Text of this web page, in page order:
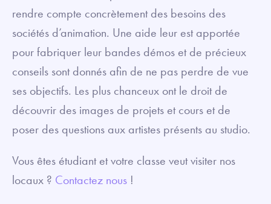
rendre compte concrètement des besoins des
sociétés d’animation. Une aide leur est apportée
pour fabriquer leur bandes démos et de précieux
conseils sont donnés afin de ne pas perdre de vue
ses objectifs. Les plus chanceux ont le droit de
découvrir des images de projets et cours et de
poser des questions aux artistes présents au studio.
Vous êtes étudiant et votre classe veut visiter nos
locaux ? Contactez nous !